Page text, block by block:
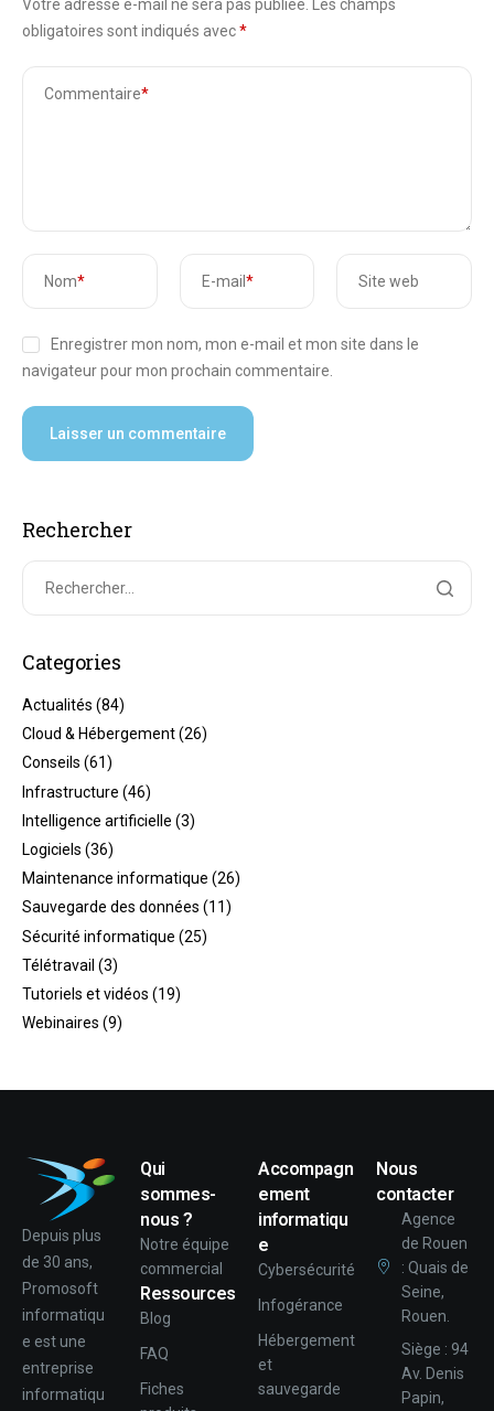
Votre adresse e-mail ne sera pas publiée.
Les champs
obligatoires sont indiqués avec*
Commentaire*
Nom* E-mail * Site web
Enregistrer mon nom, mon e-mail et mon site dans le
navigateur pour mon prochain commentaire.
Rechercher
Categories
Actualités (84)
Cloud & Hébergement(26)
Conseils (61)
Infrastructure (46)
Intelligence artificielle (3)
Logiciels (36)
Maintenance informatique (26)
Sauvegarde des données (11)
Sécurité informatique (25)
Télétravail (3)
Tutoriels et vidéos (19)
Webinaires (9)
Depuis plus
de 30 ans,
Promosoft
informatiqu
e est une
entreprise
informatiqu
Qui
sommes-
nous ?
Notre équipe
commercial
Ressources
Blog
FAQ
Fiches
Accompagn
ement
informatiqu
e
Cybersécurité
Infogérance
Hébergement
et
sauvegarde
Nous
contacter
Agence
de Rouen
: Quais de
Seine,
Rouen.
Siège : 94
Av. Denis
Papin,